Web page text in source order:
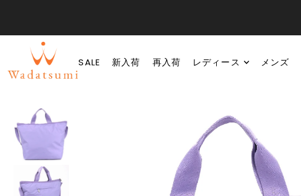
SALE 新入荷 再入荷 レディース メンズ